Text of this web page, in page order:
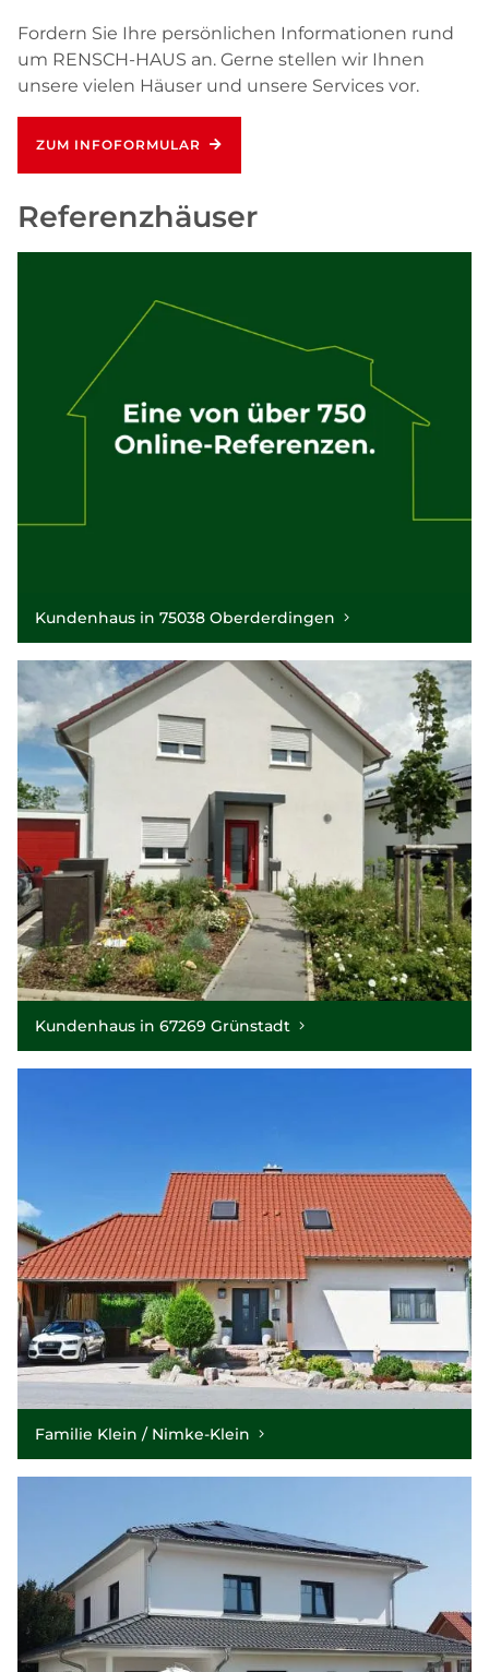
Fordern Sie Ihre persönlichen Informationen rund
um RENSCH-HAUS an. Gerne stellen wir Ihnen
unsere vielen Häuser und unsere Services vor.
ZUM INFOFORMULAR
Referenzhäuser
Kundenhaus in 75038 Oberderdingen
Kundenhaus in 67269 Grünstadt
Familie Klein / Nimke-Klein